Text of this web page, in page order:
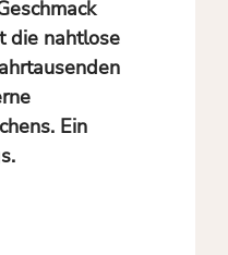
die nahtlose
Ein